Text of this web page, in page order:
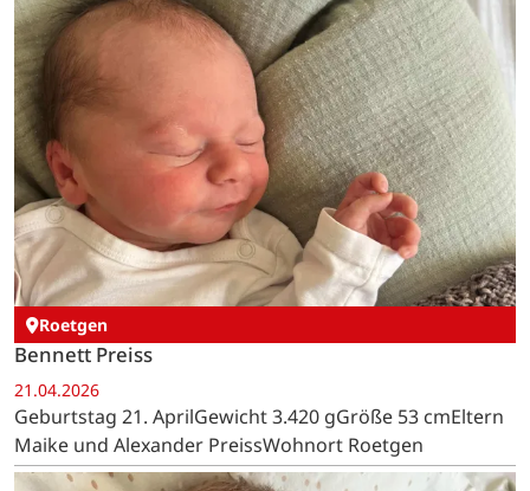
Roetgen
Bennett Preiss
21.04.2026
Geburtstag 21. AprilGewicht 3.420 gGröße 53 cmEltern
Maike und Alexander PreissWohnort Roetgen